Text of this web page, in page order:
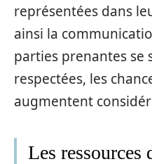
représentées dans
ainsi la
parties prenantes se
respectées, les
augmentent
Les